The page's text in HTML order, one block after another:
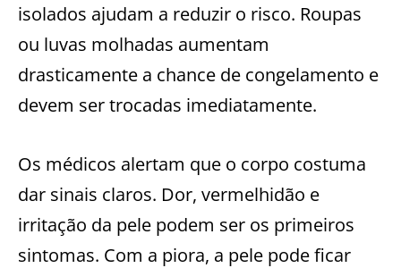
isolados ajudam a reduzir o risco. Roupas
ou luvas molhadas aumentam
drasticamente a chance de congelamento e
devem ser trocadas imediatamente.
Os médicos alertam que o corpo costuma
dar sinais claros. Dor, vermelhidão e
irritação da pele podem ser os primeiros
sintomas. Com a piora, a pele pode ficar